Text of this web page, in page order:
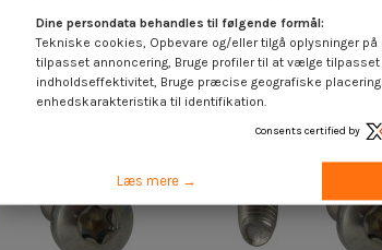
Dine persondata behandles til følgende formål:
Tekniske cookies, Opbevare og/eller tilgå oplysninger
tilpasset annoncering, Bruge profiler til at vælge tilpasset
indholdseffektivitet, Bruge præcise geografiske
enhedskarakteristika til identifikation.
Consents certified by
Læs mere →